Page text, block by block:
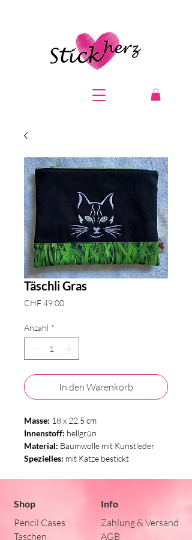
Täschli Gras
CHF 49.00Preis
Anzahl *
In den Warenkorb
Masse: 18 x 22.5 cm
Innenstoff: hellgrün
Material: Baumwolle mit Kunstleder
Spezielles: mit Katze bestickt
Shop
Pencil Cases
Taschen
Info
Zahlung & Versand
AGB